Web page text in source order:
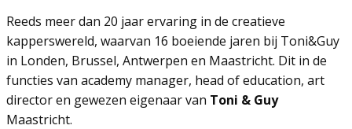
Reeds meer dan 20 jaar ervaring in de creatieve
kapperswereld, waarvan 16 boeiende jaren bij Toni&Guy
in Londen, Brussel, Antwerpen en Maastricht. Dit in de
functies van academy manager, head of education, art
director en gewezen eigenaar van Toni & Guy
Maastricht.